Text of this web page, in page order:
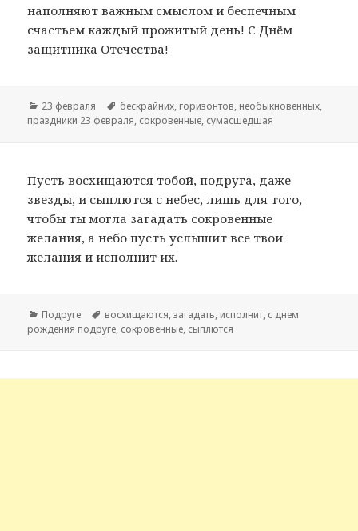
наполняют важным смыслом и беспечным
счастьем каждый прожитый день! С Днём
защитника Отечества!
Рубрики
23 февраля Метки
бескрайних, горизонтов, необыкновенных,
праздники 23 февраля, сокровенные, сумасшедшая
Пусть восхищаются тобой, подруга, даже
звезды, и сыплются с небес, лишь для того,
чтобы ты могла загадать сокровенные
желания, а небо пусть услышит все твои
желания и исполнит их.
Рубрики
Подруге Метки
восхищаются,загадать, исполнит, с днем
рождения подруге, сокровенные, сыплются